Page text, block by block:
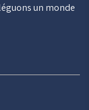
un monde